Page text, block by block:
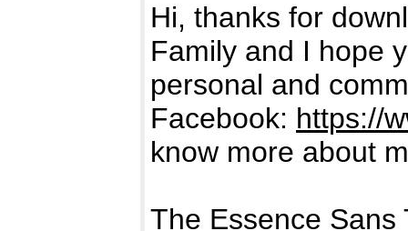
Hi, thanks for
Family and I hope
personal and
Facebook: https://
know more about
The Essence Sans